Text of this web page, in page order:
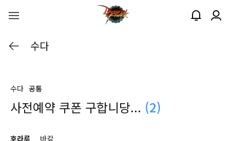
수다
수다 공통
사전예약 쿠폰 구합니당... (2)
호라루
바칼